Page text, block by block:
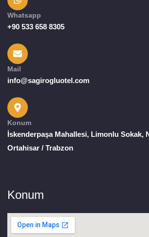
Whatsapp
+90 533 658 8305
Mail
info@sagirogluotel.com
Konum
İskenderpaşa Mahallesi, Limonlu Sokak,
Ortahisar / Trabzon
Konum